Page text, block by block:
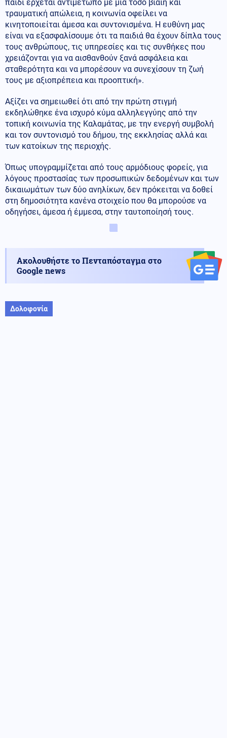
παιδί έρχεται αντιμέτωπο με μια τόσο βίαιη και
τραυματική απώλεια, η κοινωνία οφείλει να
κινητοποιείται άμεσα και συντονισμένα. Η ευθύνη μας
είναι να εξασφαλίσουμε ότι τα παιδιά θα έχουν δίπλα τους
τους ανθρώπους, τις υπηρεσίες και τις συνθήκες που
χρειάζονται για να αισθανθούν ξανά ασφάλεια και
σταθερότητα και να μπορέσουν να συνεχίσουν τη ζωή
τους με αξιοπρέπεια και προοπτική».
Αξίζει να σημειωθεί ότι από την πρώτη στιγμή
εκδηλώθηκε ένα ισχυρό κύμα αλληλεγγύης από την
τοπική κοινωνία της Καλαμάτας, με την ενεργή συμβολή
και τον συντονισμό του δήμου, της εκκλησίας αλλά και
των κατοίκων της περιοχής.
Όπως υπογραμμίζεται από τους αρμόδιους φορείς, για
λόγους προστασίας των προσωπικών δεδομένων και των
δικαιωμάτων των δύο ανηλίκων, δεν πρόκειται να δοθεί
στη δημοσιότητα κανένα στοιχείο που θα μπορούσε να
οδηγήσει, άμεσα ή έμμεσα, στην ταυτοποίησή τους.
Ακολουθήστε το Πενταπόσταγμα στο
Google news
Δολοφονία